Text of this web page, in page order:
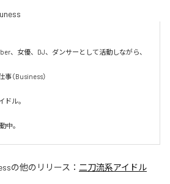
、女優、DJ、ダンサーとして活動しながら、
（Business）
ドル。
中。
の他のリリース： 二刀流系アイドル